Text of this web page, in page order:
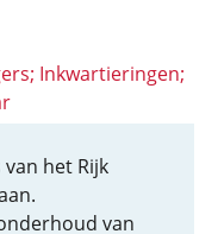
Inkwartieringen;
het Rijk
van